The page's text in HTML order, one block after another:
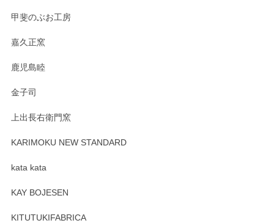
甲斐のぶお工房
嘉久正窯
鹿児島睦
金子司
上出長右衛門窯
KARIMOKU NEW STANDARD
kata kata
KAY BOJESEN
KITUTUKIFABRICA